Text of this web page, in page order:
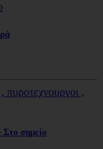
σημείο